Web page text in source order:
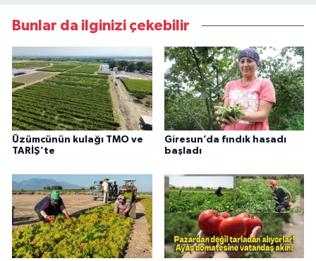
Bunlar da ilginizi çekebilir
Üzümcünün kulağı TMO ve
TARİŞ’te
Giresun’da fındık hasadı
başladı